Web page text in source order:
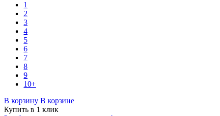
1
2
3
4
5
6
7
8
9
10+
В корзину В корзине
Купить в 1 клик